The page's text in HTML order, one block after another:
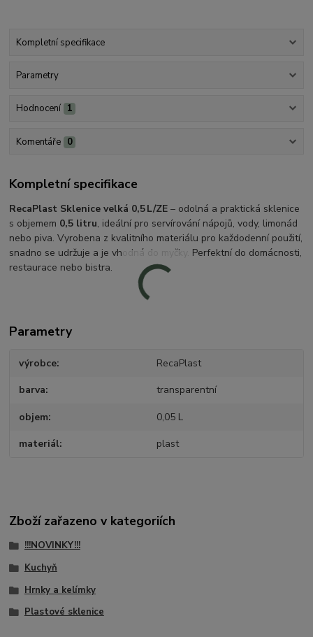
Kompletní specifikace
Parametry
Hodnocení 1
Komentáře 0
Kompletní specifikace
RecaPlast Sklenice velká 0,5 L/ZE – odolná a praktická sklenice
s objemem 0,5 litru, ideální pro servírování nápojů, vody, limonád
nebo piva. Vyrobena z kvalitního materiálu pro každodenní použití,
snadno se udržuje a je vhodná do myčky. Perfektní do domácnosti,
restaurace nebo bistra.
Parametry
výrobce RecaPlast
barva transparentní
objem 0,05 L
materiál plast
Zboží zařazeno v kategoriích
!!!NOVINKY!!!
Kuchyň
Hrnky a kelímky
Plastové sklenice